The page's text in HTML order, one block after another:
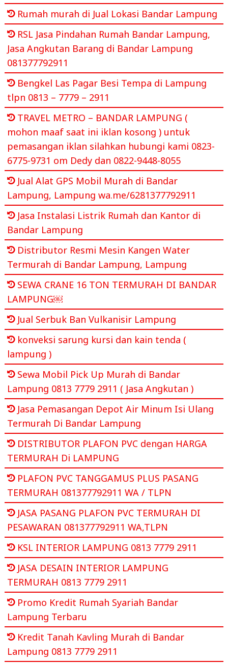
Rumah murah di Jual Lokasi Bandar Lampung
RSL Jasa Pindahan Rumah Bandar Lampung,
Jasa Angkutan Barang di Bandar Lampung
081377792911
Bengkel Las Pagar Besi Tempa di Lampung
tlpn 0813 – 7779 – 2911
TRAVEL METRO – BANDAR LAMPUNG (
mohon maaf saat ini iklan kosong ) untuk
pemasangan iklan silahkan hubungi kami 0823-
6775-9731 om Dedy dan 0822-9448-8055
Jual Alat GPS Mobil Murah di Bandar
Lampung, Lampung wa.me/6281377792911
Jasa Instalasi Listrik Rumah dan Kantor di
Bandar Lampung
Distributor Resmi Mesin Kangen Water
Termurah di Bandar Lampung, Lampung
SEWA CRANE 16 TON TERMURAH DI BANDAR
LAMPUNG￼
Jual Serbuk Ban Vulkanisir Lampung
konveksi sarung kursi dan kain tenda (
lampung )
Sewa Mobil Pick Up Murah di Bandar
Lampung 0813 7779 2911 ( Jasa Angkutan )
Jasa Pemasangan Depot Air Minum Isi Ulang
Termurah Di Bandar Lampung
DISTRIBUTOR PLAFON PVC dengan HARGA
TERMURAH Di LAMPUNG
PLAFON PVC TANGGAMUS PLUS PASANG
TERMURAH 081377792911 WA / TLPN
JASA PASANG PLAFON PVC TERMURAH DI
PESAWARAN 081377792911 WA,TLPN
KSL INTERIOR LAMPUNG 0813 7779 2911
JASA DESAIN INTERIOR LAMPUNG
TERMURAH 0813 7779 2911
Promo Kredit Rumah Syariah Bandar
Lampung Terbaru
Kredit Tanah Kavling Murah di Bandar
Lampung 0813 7779 2911